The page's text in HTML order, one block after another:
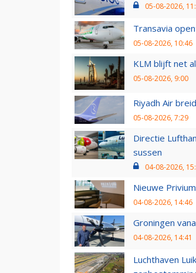
05-08-2026,
Transavia
05-08-2026, 10:46
KLM blijft net
05-08-2026, 9:00
Riyadh Air
05-08-2026, 7:29
Directie
sussen
04-08-2026,
Nieuwe
04-08-2026, 14:46
Groningen
04-08-2026, 14:41
Luchthaven